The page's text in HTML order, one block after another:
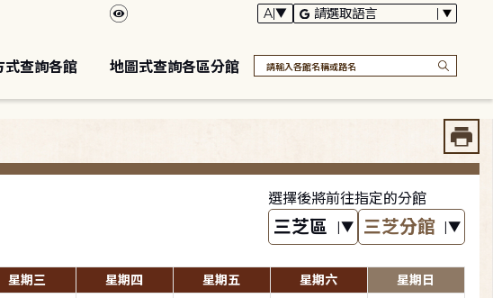
式查詢各館 地圖式查詢各區分館
選擇後將前往指定的分館
星期三 星期四 星期五 星期六 星期日